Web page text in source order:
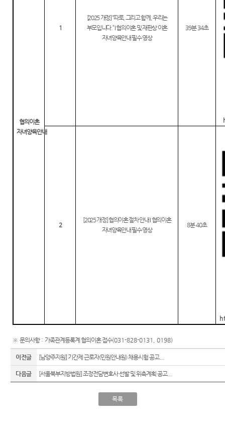
협의이혼
자녀양육안내
1
[2025개정] “따로, 그리고 함께 우리는
부모입니다.” I협의이혼 및 재판상 이혼
자녀양육안내 필수 영상
39분34초
2
[2025개정] 협의이혼 절차 안내I 협의이혼
자녀양육안내 필수 영상
8분40초
※ 문의사항: 가족관계등록계 협의이혼 접수(031-828-0131, 0198)
이전글 [남양주지원] 기간제 근로자(민원안내원) 채용시험 공고...
다음글 [서울북부지방법원] 조정전담변호사 선발 및 위촉계획 공고...
목록